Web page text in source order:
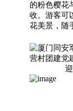
的粉色樱花
收。游客可
花美景，随